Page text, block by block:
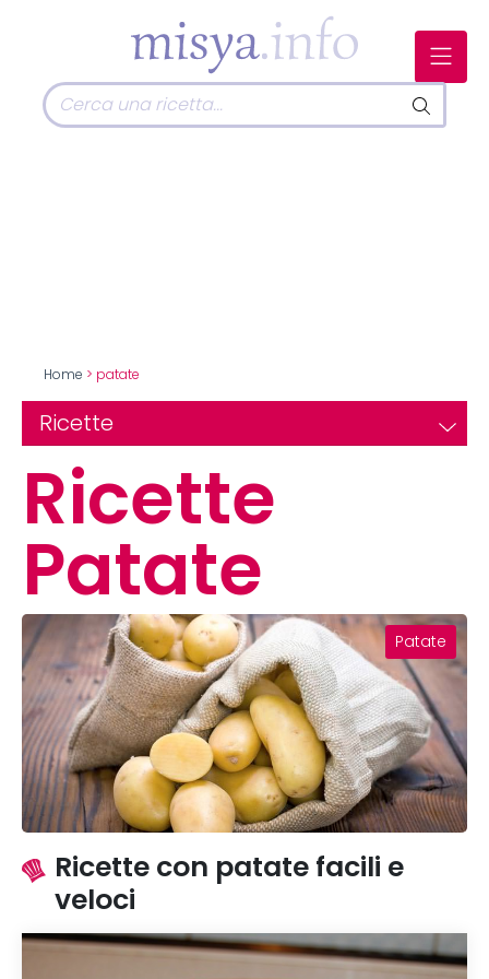
Home > patate
Ricette
Ricette
Patate
Patate
Ricette con patate facili e
veloci